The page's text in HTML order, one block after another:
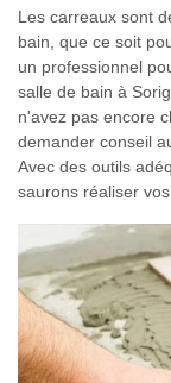
Les carreaux sont
bain, que ce soit
un professionnel
salle de bain à
n'avez pas encore
demander conseil
Avec des outils
saurons réaliser